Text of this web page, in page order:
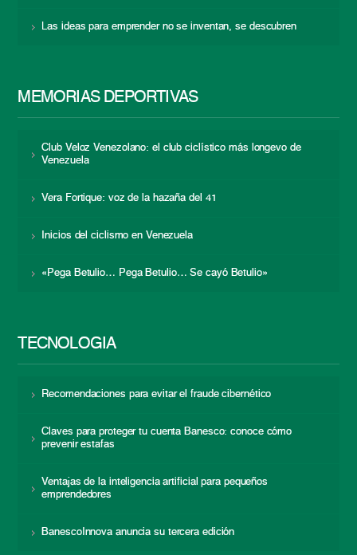
Las ideas para emprender no se inventan, se descubren
MEMORIAS DEPORTIVAS
Club Veloz Venezolano: el club ciclístico más longevo de
Venezuela
Vera Fortique: voz de la hazaña del 41
Inicios del ciclismo en Venezuela
«Pega Betulio… Pega Betulio… Se cayó Betulio»
TECNOLOGÍA
Recomendaciones para evitar el fraude cibernético
Claves para proteger tu cuenta Banesco: conoce cómo
prevenir estafas
Ventajas de la inteligencia artificial para pequeños
emprendedores
BanescoInnova anuncia su tercera edición